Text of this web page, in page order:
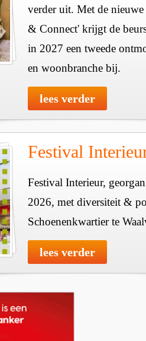
verder uit. Met de
& Connect' krijgt de
in 2027 een tweede
en woonbranche bij.
lees verder
Festival
Festival Interieur,
2026, met diversiteit &
Schoenenkwartier te
lees verder